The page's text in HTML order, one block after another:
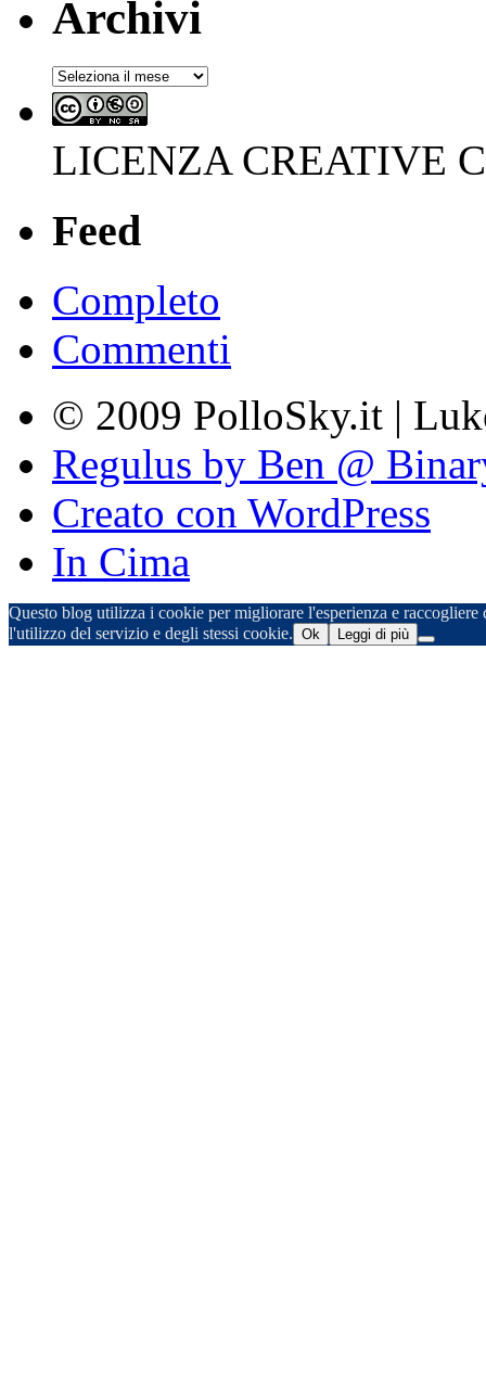
Archivi
Archivi
LICENZA CREATIVE
Feed
Completo
Commenti
© 2009 PolloSky.it |
Regulus by Ben @
Creato con WordPress
In Cima
Questo blog utilizza i cookie per migliorare l'esperienza e
l'utilizzo del servizio e degli stessi cookie. Ok Leggi di più